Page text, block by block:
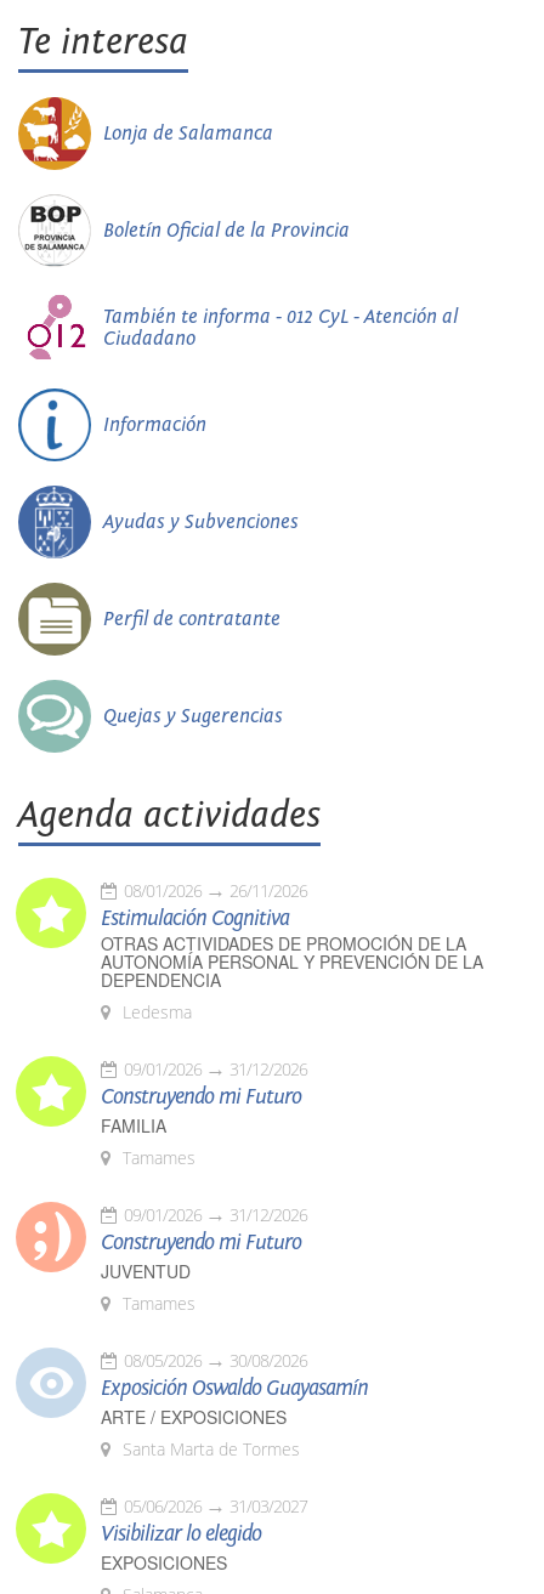
Te interesa
Lonja de Salamanca
Boletín Oficial de la Provincia
También te informa - 012 CyL - Atención al
Ciudadano
Información
Ayudas y Subvenciones
Perfil de contratante
Quejas y Sugerencias
Agenda actividades
08/01/2026 26/11/2026
Estimulación Cognitiva
OTRAS ACTIVIDADES DE PROMOCIÓN DE LA
AUTONOMÍA PERSONAL Y PREVENCIÓN DE LA
DEPENDENCIA
Ledesma
09/01/2026 31/12/2026
Construyendo mi Futuro
FAMILIA
Tamames
09/01/2026 31/12/2026
Construyendo mi Futuro
JUVENTUD
Tamames
08/05/2026 30/08/2026
Exposición Oswaldo Guayasamín
ARTE / EXPOSICIONES
Santa Marta de Tormes
05/06/2026 31/03/2027
Visibilizar lo elegido
EXPOSICIONES